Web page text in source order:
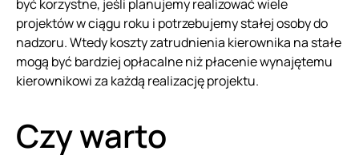
być korzystne, jeśli planujemy realizować wiele
projektów w ciągu roku i potrzebujemy stałej osoby do
nadzoru. Wtedy koszty zatrudnienia kierownika na stałe
mogą być bardziej opłacalne niż płacenie wynajętemu
kierownikowi za każdą realizację projektu.
Czy warto